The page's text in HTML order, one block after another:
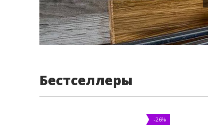
Бестселлеры
-26%